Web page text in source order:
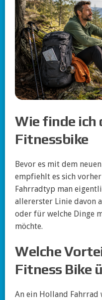
Wie finde ich
Fitnessbike
Bevor es mit dem
empfiehlt es sich
Fahrradtyp man
allererster Linie davon
oder für welche Dinge
möchte.
Welche
Fitness Bike
An ein Holland